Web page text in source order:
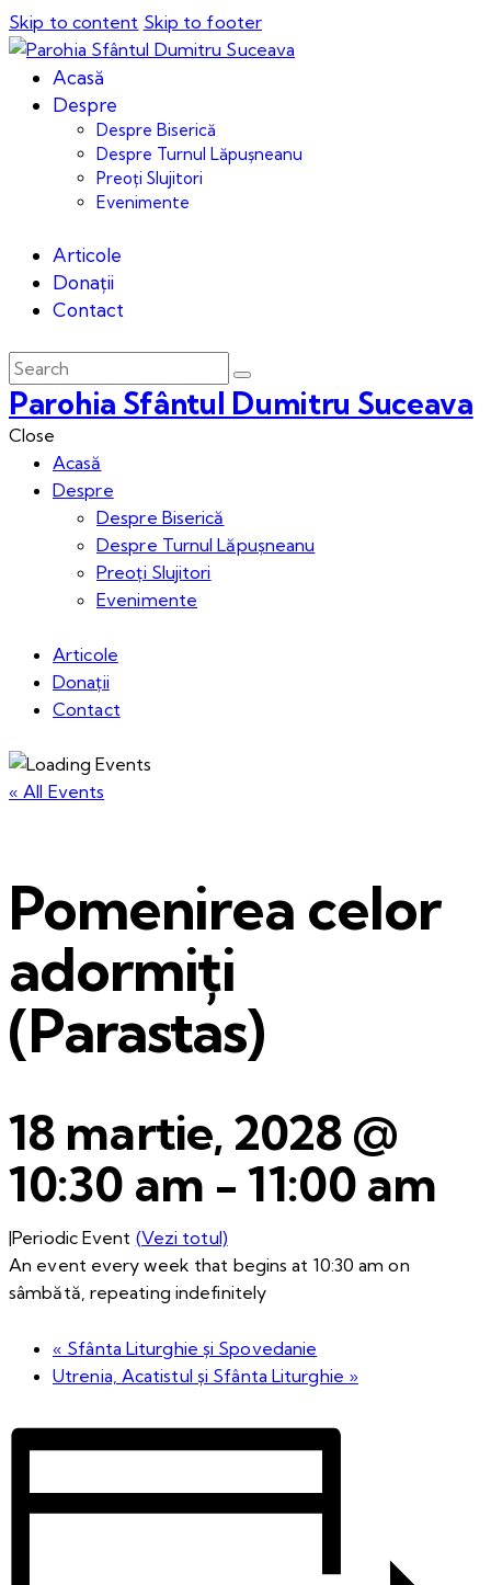
Skip to content Skip to footer
Acasă
Despre
Despre Biserică
Despre Turnul Lăpușneanu
Preoți Slujitori
Evenimente
Articole
Donații
Contact
Parohia Sfântul Dumitru Suceava
Close
Acasă
Despre
Despre Biserică
Despre Turnul Lăpușneanu
Preoți Slujitori
Evenimente
Articole
Donații
Contact
« All Events
Pomenirea celor
adormiți
(Parastas)
18 martie, 2028 @
10:30 am -11:00 am
|Periodic Event (Vezi totul)
An event every week that begins at 10:30 am on
sâmbătă, repeating indefinitely
« Sfânta Liturghie și Spovedanie
Utrenia, Acatistul și Sfânta Liturghie »